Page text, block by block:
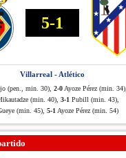
5-1
Villarreal - Atlético
(pen., min. 30), 2-0 Ayoze Pérez (min. 34),
(min. 40), 3-1 Pubill (min. 43),
(min. 45), 5-1 Ayoze Pérez (min. 54)